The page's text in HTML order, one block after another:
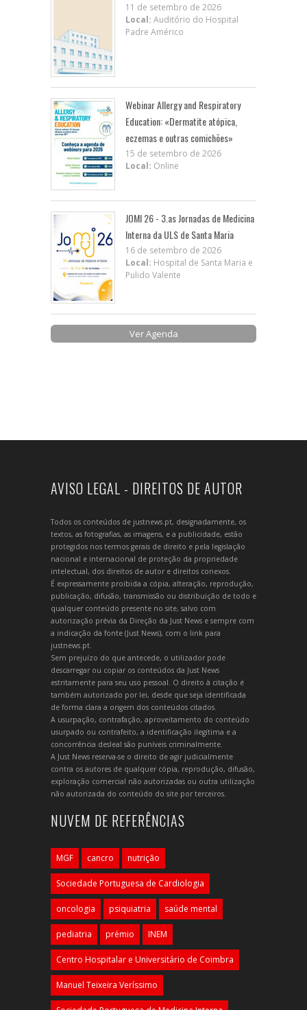
11 de setembro de 2026
Local: Auditório do Hospital
Padre Américo
Webinar Allergy and Respiratory
Education: «Dermatite atópica,
eczemas e outras comichões»
15 de setembro de 2026
Local: Online
JOMI 26 - 3.as Jornadas de Medicina
Interna da ULS de Santa Maria
16 de setembro de 2026
Local: Hospital de Santa Maria e
Pulido Valente
Ver Agenda
AVISO LEGAL - DIREITOS DE AUTOR
Todos os conteúdos de justnews.pt, designadamente, os
textos, as fotografias, as imagens, e a publicidade, estão
protegidos nos termos gerais de direito e pela legislação
nacional e internacional de proteção da propriedade
intelectual, dos direitos de autor e direitos conexos.
É expressamente proibida a cópia, alteração, reprodução,
publicação, difusão, transmissão ou distribuição de todo e
qualquer conteúdo presente no site, salvo com
autorização prévia da Direção da Just News e sempre com
a indicação da fonte (Just News), com o link para
justnews.pt.
Sem prejuízo do que antecede, o utilizador pode
descarregar ou copiar os conteúdos da Just News
estritamente para seu uso pessoal. O direito à citação é
também autorizado por lei, desde que seja identificada
de forma clara a origem dos conteúdos citados.
A usurpação, contrafação, aproveitamento do conteúdo
usurpado ou contrafeito, a identificação ilegítima e a
concorrência desleal são puníveis criminalmente.
A Just News reserva-se o direito de agir judicialmente
contra os autores de qualquer cópia, reprodução, difusão,
exploração comercial não autorizadas ou outra utilização
não autorizada do conteúdo do site por terceiros.
NUVEM DE REFERÊNCIAS
MGF cancro nutrição
Sociedade Portuguesa de Cardiologia
oncologia psiquiatria saúde mental
pediatria prémio INEM
Centro Hospitalar e Universitário de Coimbra
Manuel Teixeira Veríssimo